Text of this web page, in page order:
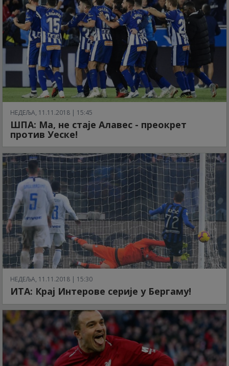
НЕДЕЉА, 11.11.2018 | 15:45
ШПА: Ма, не стаје Алавес - преокрет
против Уеске!
НЕДЕЉА, 11.11.2018 | 15:30
ИТА: Крај Интерове серије у Бергаму!